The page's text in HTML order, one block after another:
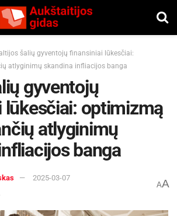
šalių gyventojų finansiniai lūkesčiai:
atlyginimų skandina infliacijos banga
gyventojų
lūkesčiai: optimizmą
atlyginimų
banga
2025-03-07
AA